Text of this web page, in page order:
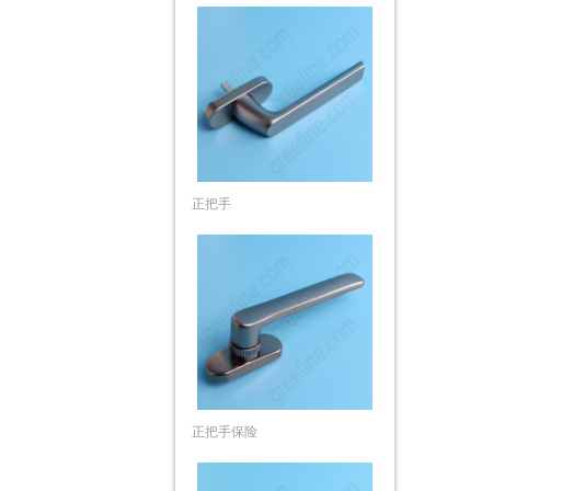
正把手
正把手保险